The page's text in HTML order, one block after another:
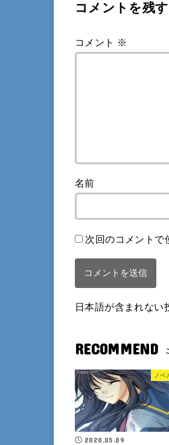
コメントを残す
コメント ※
名前
次回のコメントで
日本語が含まれない
RECOMMEND
ノベ
2020.05.09